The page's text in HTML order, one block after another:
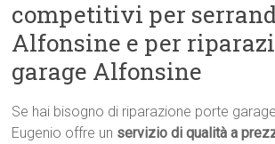
competitivi per
Alfonsine e per
garage Alfonsine
Se hai bisogno di riparazione porte
Eugenio offre un servizio di qualità a